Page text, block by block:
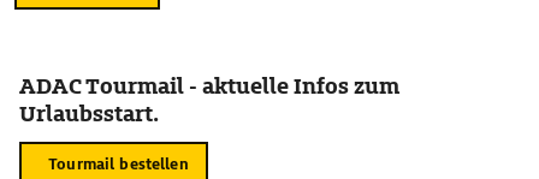
ADAC Tourmail - aktuelle Infos zum
Urlaubsstart.
Tourmail bestellen